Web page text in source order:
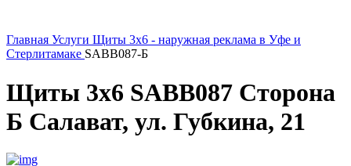
Главная Услуги Щиты 3х6 - наружная реклама в Уфе и
Стерлитамаке SABB087-Б
Щиты 3х6 SABB087 Сторона
Б Салават, ул. Губкина, 21